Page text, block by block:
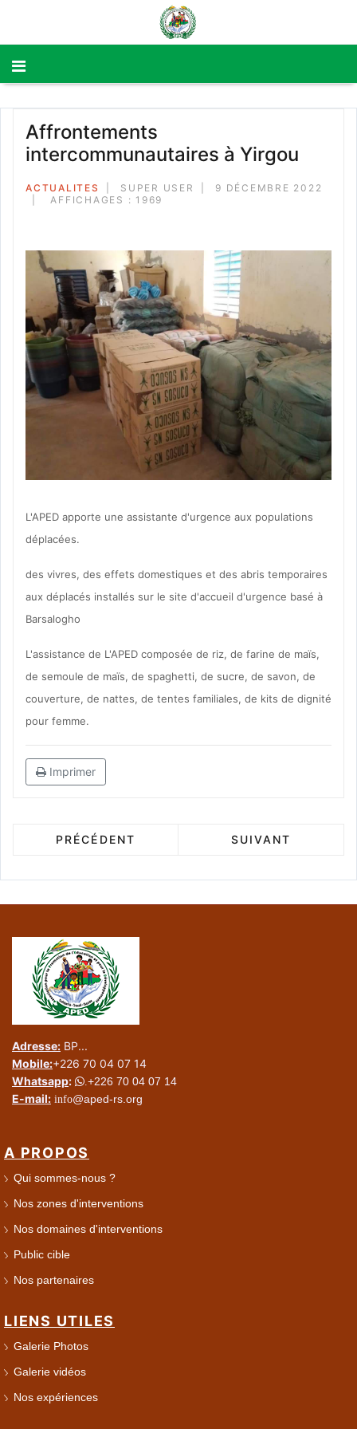
Affrontements
intercommunautaires à Yirgou
ACTUALITES SUPER USER
9 DÉCEMBRE 2022
AFFICHAGES : 1969
L'APED apporte une assistante d'urgence aux populations
déplacées.
des vivres, des effets domestiques et des abris temporaires
aux déplacés installés sur le site d'accueil d'urgence basé à
Barsalogho
L'assistance de L'APED composée de riz, de farine de maïs,
de semoule de maïs, de spaghetti, de sucre, de savon, de
couverture, de nattes, de tentes familiales, de kits de dignité
pour femme.
Imprimer
PRÉCÉDENT SUIVANT
Adresse: BP...
Mobile:+226 70 04 07 14
Whatsapp: +226 70 04 07 14
E-mail: info@aped-rs.org
A PROPOS
Qui sommes-nous ?
Nos zones d'interventions
Nos domaines d'interventions
Public cible
Nos partenaires
LIENS UTILES
Galerie Photos
Galerie vidéos
Nos expériences